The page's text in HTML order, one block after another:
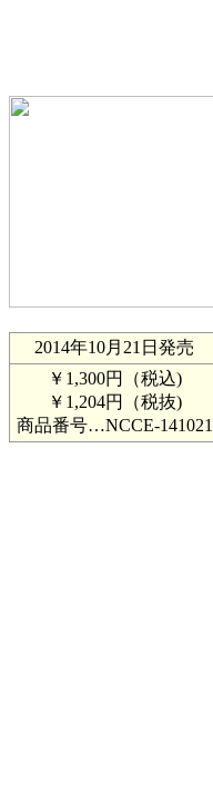
2014年10月21日発売
￥1,300円（税込)
￥1,204円（税抜)
商品番号…NCCE-141021